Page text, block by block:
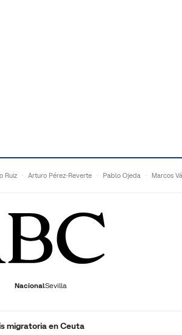
Ruiz Arturo Pérez-Reverte Pablo Ojeda Marcos
NacionalSevilla
CULTURAGENTEPLAY
migratoria en Ceuta